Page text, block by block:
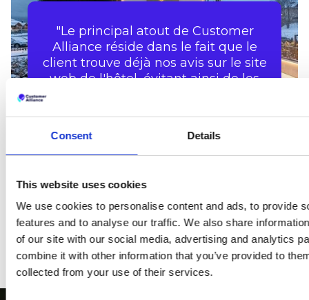
Consent Details
This website uses cookies
We use cookies to personalise content and ads, to provide
features and to analyse our traffic. We also share
of our site with our social media, advertising and analytics
combine it with other information that you’ve provided to
collected from your use of their services.
"Le principal atout de Customer
Alliance réside dans le fait que le
client trouve déjà nos avis sur le site
web de l'hôtel, évitant ainsi de les
qualité a considérablement
augmenté.’’.
HÔTEL NORDIQUE